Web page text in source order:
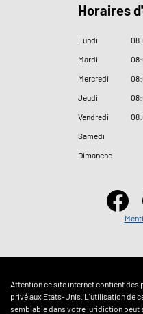
Horaires
Lundi 08:
Mardi
08:
Mercredi
08:
Jeudi
08:
Vendredi
08:
Samedi
Dimanche
Attention ce site internet contient des
privé aux Etats-Unis. L'utilisation de
semblable dans votre juridiction peut